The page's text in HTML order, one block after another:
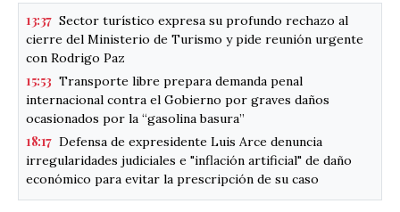
13:37 Sector turístico expresa su profundo rechazo al
cierre del Ministerio de Turismo y pide reunión urgente
con Rodrigo Paz
15:53 Transporte libre prepara demanda penal
internacional contra el Gobierno por graves daños
ocasionados por la “gasolina basura”
18:17 Defensa de expresidente Luis Arce denuncia
irregularidades judiciales e "inflación artificial" de daño
económico para evitar la prescripción de su caso